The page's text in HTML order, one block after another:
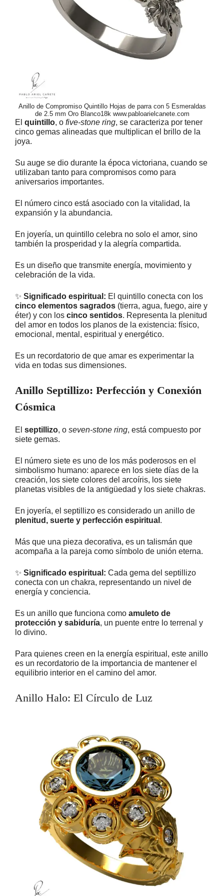
Anillo de Compromiso Quintillo Hojas de parra con 5 Esmeraldas
de 2.5 mm Oro Blanco18k www.pabloarielcanete.com
El quintillo, o five-stone ring, se caracteriza por tener
cinco gemas alineadas que multiplican el brillo de la
joya.
Su auge se dio durante la época victoriana, cuando se
utilizaban tanto para compromisos como para
aniversarios importantes.
El número cinco está asociado con la vitalidad, la
expansión y la abundancia.
En joyería, un quintillo celebra no solo el amor, sino
también la prosperidad y la alegría compartida.
Es un diseño que transmite energía, movimiento y
celebración de la vida.
✨ Significado espiritual: El quintillo conecta con los
cinco elementos sagrados (tierra, agua, fuego, aire y
éter) y con los cinco sentidos. Representa la plenitud
del amor en todos los planos de la existencia: físico,
emocional, mental, espiritual y energético.
Es un recordatorio de que amar es experimentar la
vida en todas sus dimensiones.
Anillo Septillizo: Perfección y Conexión
Cósmica
El septillizo, o seven-stone ring, está compuesto por
siete gemas.
El número siete es uno de los más poderosos en el
simbolismo humano: aparece en los siete días de la
creación, los siete colores del arcoíris, los siete
planetas visibles de la antigüedad y los siete chakras.
En joyería, el septillizo es considerado un anillo de
plenitud, suerte y perfección espiritual .
Más que una pieza decorativa, es un talismán que
acompaña a la pareja como símbolo de unión eterna.
✨ Significado espiritual: Cada gema del septillizo
conecta con un chakra, representando un nivel de
energía y conciencia.
Es un anillo que funciona como amuleto de
protección y sabiduría, un puente entre lo terrenal y
lo divino.
Para quienes creen en la energía espiritual, este anillo
es un recordatorio de la importancia de mantener el
equilibrio interior en el camino del amor.
Anillo Halo: El Círculo de Luz